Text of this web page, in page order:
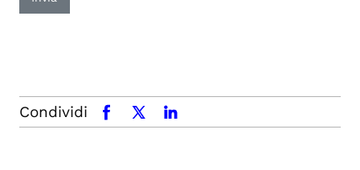
Condividi facebookx.comlinkedin